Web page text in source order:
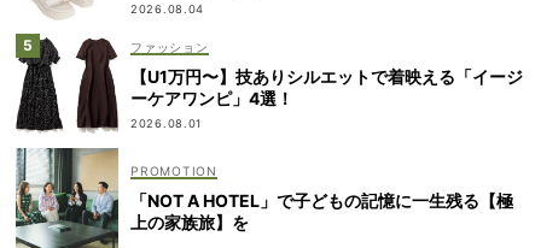
2026.08.04
ファッション
【U1万円〜】技ありシルエットで着映える「イージ
ーケアワンピ」4選！
2026.08.01
「NOT A HOTEL」で子どもの記憶に一生残る【極
上の家族旅】を